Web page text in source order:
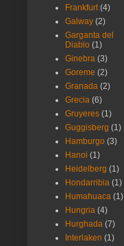
Frankfurt (4)
Galway (2)
Garganta del
Diablo (1)
Ginebra (3)
Goreme (2)
Granada (2)
Grecia (6)
Gruyeres (1)
Guggisberg (1)
Hamburgo (3)
Hanoi (1)
Heidelberg (1)
Hondarribia (1)
Humahuaca (1)
Hungria (4)
Hurghada (7)
Interlaken (1)